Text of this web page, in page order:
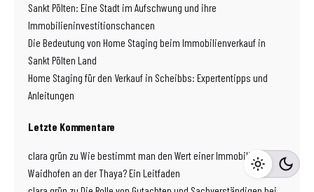
Sankt Pölten: Eine Stadt im Aufschwung und ihre
Immobilieninvestitionschancen
Die Bedeutung von Home Staging beim Immobilienverkauf in
Sankt Pölten Land
Home Staging für den Verkauf in Scheibbs: Expertentipps und
Anleitungen
Letzte Kommentare
clara grün zu Wie bestimmt man den Wert einer Immobilie in
Waidhofen an der Thaya? Ein Leitfaden